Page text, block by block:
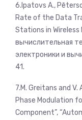
6.Ipatovs A.,
Rate of the Data
Stations in
вычислительная
электроники и
41.
7.M. Greitans and
Phase Modulation
Component”,